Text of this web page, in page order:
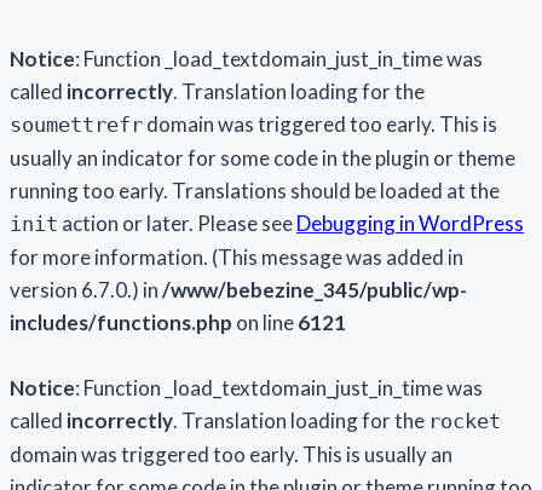
Notice: Function _load_textdomain_just_in_time was
called incorrectly. Translation loading for the
soumettrefr domain was triggered too early. This is
usually an indicator for some code in the plugin or theme
running too early. Translations should be loaded at the
init action or later. Please seeDebugging in WordPress
for more information. (This message was added in
version 6.7.0.) in/www/bebezine_345/public/wp-
includes/functions.php on line6121
Notice: Function _load_textdomain_just_in_time was
called incorrectly. Translation loading for the rocket
domain was triggered too early. This is usually an